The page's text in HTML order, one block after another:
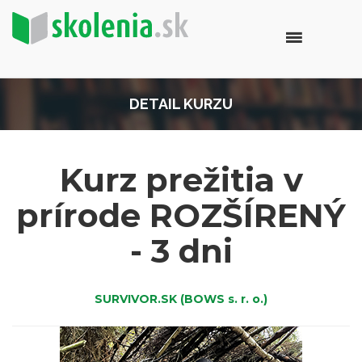
DETAIL KURZU
Kurz prežitia v
prírode ROZŠÍRENÝ
- 3 dni
SURVIVOR.SK (BOWS s. r. o.)